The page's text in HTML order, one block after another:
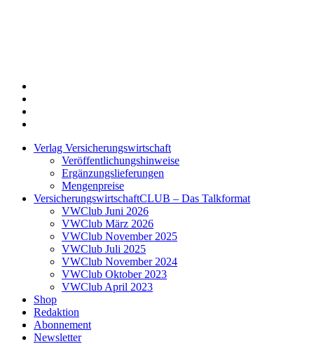
Verlag Versicherungswirtschaft
Veröffentlichungshinweise
Ergänzungslieferungen
Mengenpreise
VersicherungswirtschaftCLUB – Das Talkformat
VWClub Juni 2026
VWClub März 2026
VWClub November 2025
VWClub Juli 2025
VWClub November 2024
VWClub Oktober 2023
VWClub April 2023
Shop
Redaktion
Abonnement
Newsletter